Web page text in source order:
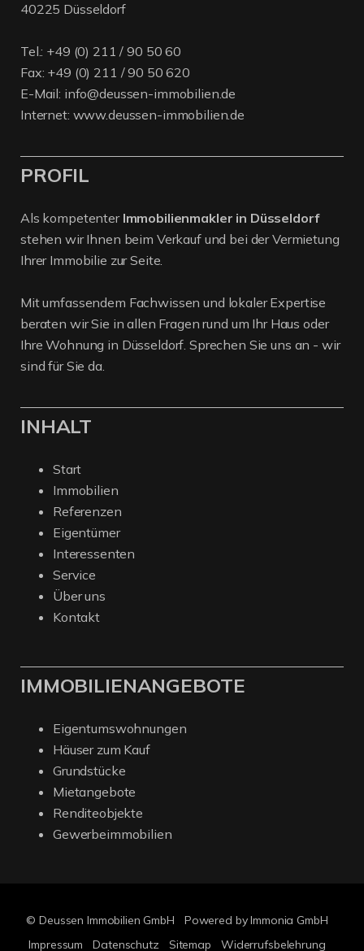
40225 Düsseldorf
Tel.: +49 (0) 211 / 90 50 60
Fax: +49 (0) 211 / 90 50 620
E-Mail: info@deussen-immobilien.de
Internet: www.deussen-immobilien.de
PROFIL
Als kompetenter Immobilienmakler in Düsseldorf
stehen wir Ihnen beim Verkauf und bei der Vermietung
Ihrer Immobilie zur Seite.
Mit umfassendem Fachwissen und lokaler Expertise
beraten wir Sie in allen Fragen rund um Ihr Haus oder
Ihre Wohnung in Düsseldorf. Sprechen Sie uns an - wir
sind für Sie da.
INHALT
Start
Immobilien
Referenzen
Eigentümer
Interessenten
Service
Über uns
Kontakt
IMMOBILIENANGEBOTE
Eigentumswohnungen
Häuser zum Kauf
Grundstücke
Mietangebote
Renditeobjekte
Gewerbeimmobilien
© Deussen Immobilien GmbH
Powered by Immonia GmbH
Impressum
Datenschutz Sitemap Widerrufsbelehrung